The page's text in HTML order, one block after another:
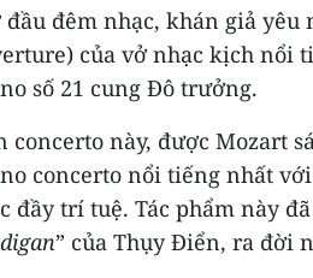
đầu đêm nhạc, khán giả yêu
của vở nhạc kịch nổi
số 21 cung Đô trưởng.
concerto này, được Mozart
concerto nổi tiếng nhất
đầy trí tuệ. Tác phẩm này
” của Thụy Điển, ra đời